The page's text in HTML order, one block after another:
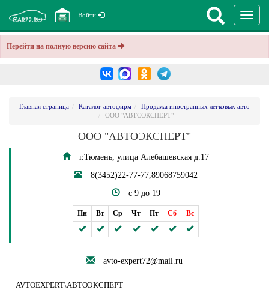
Перейти на полную версию сайта
Войти
Главная страница Каталог автофирм
Продажа иностранных легковых авто
ООО "АВТОЭКСПЕРТ"
ООО "АВТОЭКСПЕРТ"
г.Тюмень, улица Алебашевская д.17
8(3452)22-77-77,89068759042
c 9 до 19
Пн Вт Ср Чт Пт Сб Вс
avto-expert72@mail.ru
AVTOEXPERT\АВТОЭКСПЕРТ